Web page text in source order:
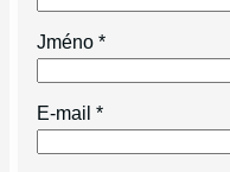
Jméno*
E-mail*